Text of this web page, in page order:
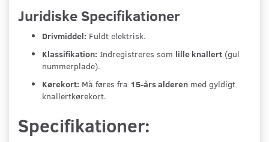
Juridiske Specifikationer
Drivmiddel: Fuldt elektrisk.
Klassifikation: Indregistreres som lille knallert (gul
nummerplade).
Kørekort: Må føres fra 15-års alderen med gyldigt
knallertkørekort.
Specifikationer: